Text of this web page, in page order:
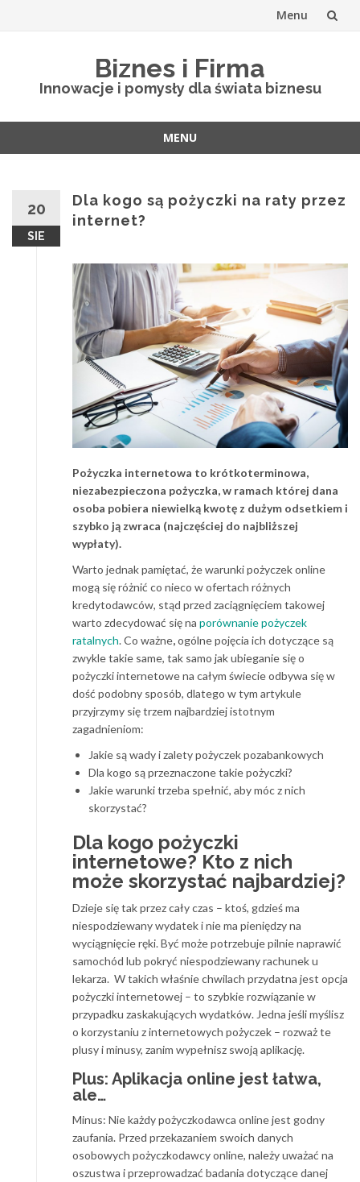
Menu
Biznes i Firma
Innowacje i pomysły dla świata biznesu
MENU
20
SIE
Dla kogo są pożyczki na raty przez
internet?
Pożyczka internetowa to krótkoterminowa,
niezabezpieczona pożyczka, w ramach której dana
osoba pobiera niewielką kwotę z dużym odsetkiem i
szybko ją zwraca (najczęściej do najbliższej
wypłaty).
Warto jednak pamiętać, że warunki pożyczek online
mogą się różnić co nieco w ofertach różnych
kredytodawców, stąd przed zaciągnięciem takowej
warto zdecydować się na porównanie pożyczek
ratalnych. Co ważne,ogólne pojęcia ich dotyczące są
zwykle takie same, tak samo jak ubieganie się o
pożyczki internetowe na całym świecie odbywa się w
dość podobny sposób, dlatego w tym artykule
przyjrzymy się trzem najbardziej istotnym
zagadnieniom:
Jakie są wady i zalety pożyczek pozabankowych
Dla kogo są przeznaczone takie pożyczki?
Jakie warunki trzeba spełnić, aby móc z nich
skorzystać?
Dla kogo pożyczki
internetowe? Kto z nich
może skorzystać najbardziej?
Dzieje się tak przez cały czas – ktoś, gdzieś ma
niespodziewany wydatek i nie ma pieniędzy na
wyciągnięcie ręki. Być może potrzebuje pilnie naprawić
samochód lub pokryć niespodziewany rachunek u
lekarza. W takich właśnie chwilach przydatna jest opcja
pożyczki internetowej – to szybkie rozwiązanie w
przypadku zaskakujących wydatków. Jedna jeśli myślisz
o korzystaniu z internetowych pożyczek – rozważ te
plusy i minusy, zanim wypełnisz swoją aplikację.
Plus: Aplikacja online jest łatwa,
ale…
Minus: Nie każdy pożyczkodawca online jest godny
zaufania. Przed przekazaniem swoich danych
osobowych pożyczkodawcy online, należy uważać na
oszustwa i przeprowadzać badania dotyczące danej